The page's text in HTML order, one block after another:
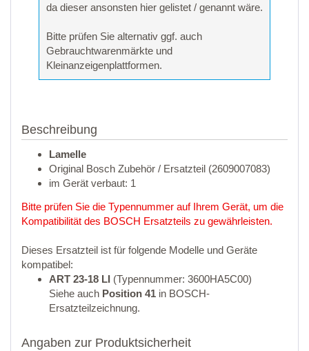
da dieser ansonsten hier gelistet / genannt wäre.
Bitte prüfen Sie alternativ ggf. auch
Gebrauchtwarenmärkte und
Kleinanzeigenplattformen.
Beschreibung
Lamelle
Original Bosch Zubehör / Ersatzteil (2609007083)
im Gerät verbaut: 1
Bitte prüfen Sie die Typennummer auf Ihrem Gerät, um die
Kompatibilität des BOSCH Ersatzteils zu gewährleisten.
Dieses Ersatzteil ist für folgende Modelle und Geräte
kompatibel:
ART 23-18 LI (Typennummer: 3600HA5C00)
Siehe auch Position 41 in BOSCH-
Ersatzteilzeichnung.
Angaben zur Produktsicherheit